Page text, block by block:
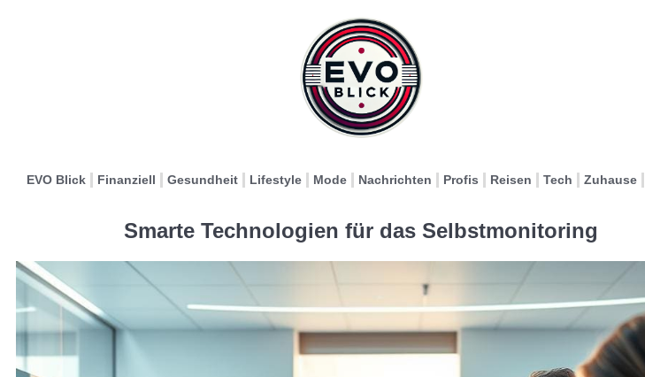
EVO Blick Finanziell Gesundheit Lifestyle Mode Nachrichten Profis Reisen Tech Zuhause
Smarte Technologien für das Selbstmonitoring